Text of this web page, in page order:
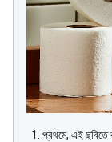
প্রথমে, এই ছবিতে